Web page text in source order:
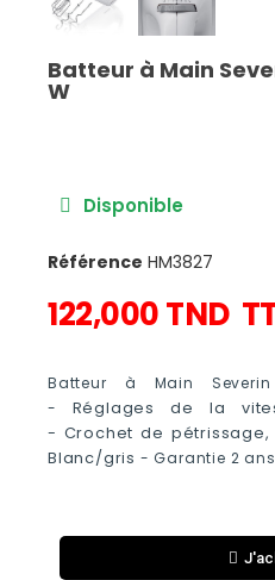
Batteur à Main
W
Disponible
Référence HM3827
122,000 TND
Batteur à Main
- Réglages de la
- Crochet de
Blanc/gris - Garantie 2 ans